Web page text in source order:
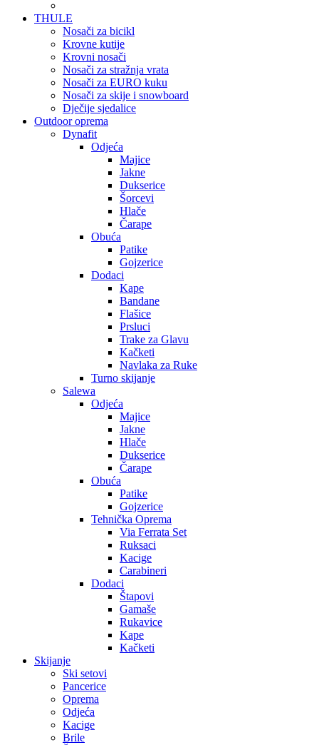
THULE
Nosači za bicikl
Krovne kutije
Krovni nosači
Nosači za stražnja vrata
Nosači za EURO kuku
Nosači za skije i snowboard
Dječije sjedalice
Outdoor oprema
Dynafit
Odjeća
Majice
Jakne
Dukserice
Šorcevi
Hlače
Čarape
Obuća
Patike
Gojzerice
Dodaci
Kape
Bandane
Flašice
Prsluci
Trake za Glavu
Kačketi
Navlaka za Ruke
Turno skijanje
Salewa
Odjeća
Majice
Jakne
Hlače
Dukserice
Čarape
Obuća
Patike
Gojzerice
Tehnička Oprema
Via Ferrata Set
Ruksaci
Kacige
Carabineri
Dodaci
Štapovi
Gamaše
Rukavice
Kape
Kačketi
Skijanje
Ski setovi
Pancerice
Oprema
Odjeća
Kacige
Brile